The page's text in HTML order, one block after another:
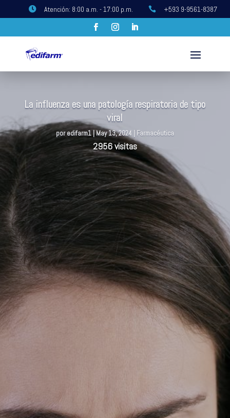
 Atención: 8:00 a.m. - 17:00 p.m.  +593 9-9561-8387
La influenza es una patología respiratoria de tipo
viral
poredifarm1|May 13, 2024 Farmacéutica
2956 visitas